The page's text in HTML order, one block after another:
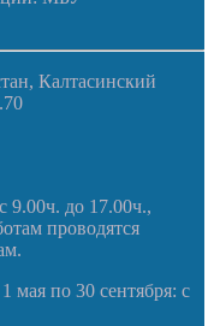
Калтасинский
до 17.00ч.,
проводятся
мая по 30 сентября: с